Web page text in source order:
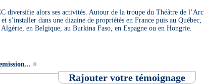
diversifie alors ses activités. Autour de la troupe du Théâtre de l’Arc
s’installer dans une dizaine de propriétés en France puis au Québec,
en Belgique, au Burkina Faso, en Espagne ou en Hongrie.
Rajouter votre témoignage